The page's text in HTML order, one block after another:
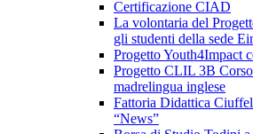
Certificazione CIAD
La volontaria del
gli studenti della sede
Progetto Youth4Impact
Progetto CLIL 3B
madrelingua inglese
Fattoria Didattica
“News”